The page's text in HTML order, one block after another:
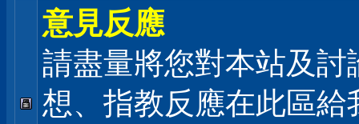
意見反應
請盡量將您對本站及討
想、指教反應在此區給